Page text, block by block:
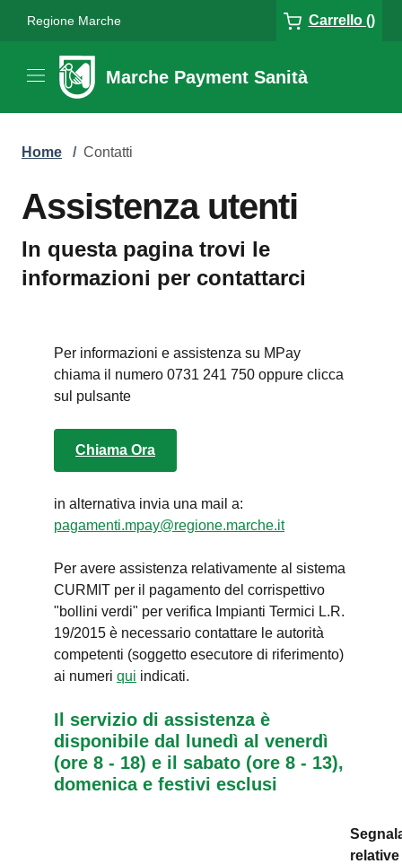
Regione Marche Carrello ()
Marche Payment Sanità
Home / Contatti
Assistenza utenti
In questa pagina trovi le
informazioni per contattarci
Per informazioni e assistenza su MPay
chiama il numero 0731 241 750 oppure clicca
sul pulsante
Chiama Ora
in alternativa invia una mail a:
pagamenti.mpay@regione.marche.it
Per avere assistenza relativamente al sistema
CURMIT per il pagamento del corrispettivo
"bollini verdi" per verifica Impianti Termici L.R.
19/2015 è necessario contattare le autorità
competenti (soggetto esecutore di riferimento)
ai numeri qui indicati.
Il servizio di assistenza è
disponibile dal lunedì al venerdì
(ore 8 - 18) e il sabato (ore 8 - 13),
domenica e festivi esclusi
relative